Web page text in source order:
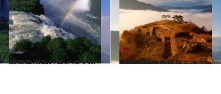
2014.1.27
「悪魔ののど笛」の大迫力に圧倒されるイグアスの滝
旅＆お出かけ 2014.4.16
連載開始から半年を突破！「今日の絶景」人気記事ランキング
旅＆お出かけ